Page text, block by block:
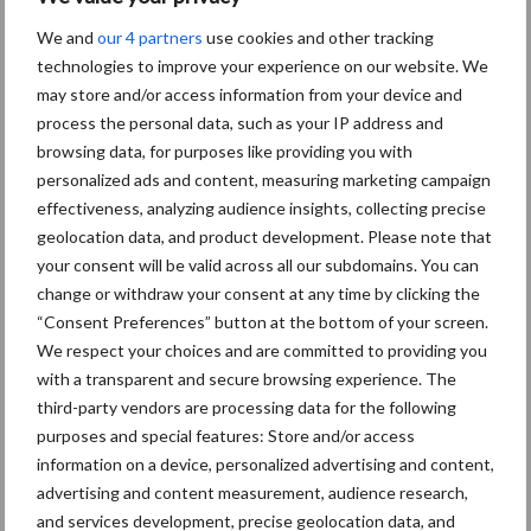
We and our 4 partners use cookies and other tracking
technologies to improve your experience on our website. We
may store and/or access information from your device and
process the personal data, such as your IP address and
browsing data, for purposes like providing you with
personalized ads and content, measuring marketing campaign
effectiveness, analyzing audience insights, collecting precise
geolocation data, and product development. Please note that
your consent will be valid across all our subdomains. You can
change or withdraw your consent at any time by clicking the
“Consent Preferences” button at the bottom of your screen.
We respect your choices and are committed to providing you
with a transparent and secure browsing experience. The
third-party vendors are processing data for the following
purposes and special features: Store and/or access
information on a device, personalized advertising and content,
advertising and content measurement, audience research,
and services development, precise geolocation data, and
Primaire
Sidebar
Recent nieuws Partner nieuws
Diergezondheid Bemesting Fokkerij
Mastitis Hittestress
Toon meer